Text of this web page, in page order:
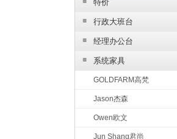
特价
■ 行政大班台
■ 经理办公台
■ 系统家具
GOLDFARM高梵
Jason杰森
Owen欧文
Jun Shang君尚